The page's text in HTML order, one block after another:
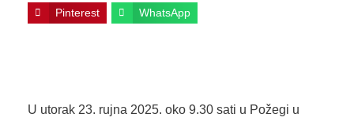
Pinterest WhatsApp
U utorak 23. rujna 2025. oko 9.30 sati u Požegi u